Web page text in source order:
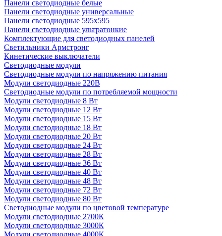
Панели светодиодные белые
Панели светодиодные универсальные
Панели светодиодные 595х595
Панели светодиодные ультратонкие
Комплектующие для светодиодных панелей
Светильники Армстронг
Кинетические выключатели
Светодиодные модули
Светодиодные модули по напряжению питания
Модули светодиодные 220В
Светодиодные модули по потребляемой мощности
Модули светодиодные 8 Вт
Модули светодиодные 12 Вт
Модули светодиодные 15 Вт
Модули светодиодные 18 Вт
Модули светодиодные 20 Вт
Модули светодиодные 24 Вт
Модули светодиодные 28 Вт
Модули светодиодные 36 Вт
Модули светодиодные 40 Вт
Модули светодиодные 48 Вт
Модули светодиодные 72 Вт
Модули светодиодные 80 Вт
Светодиодные модули по цветовой температуре
Модули светодиодные 2700К
Модули светодиодные 3000К
Модули светодиодные 4000К